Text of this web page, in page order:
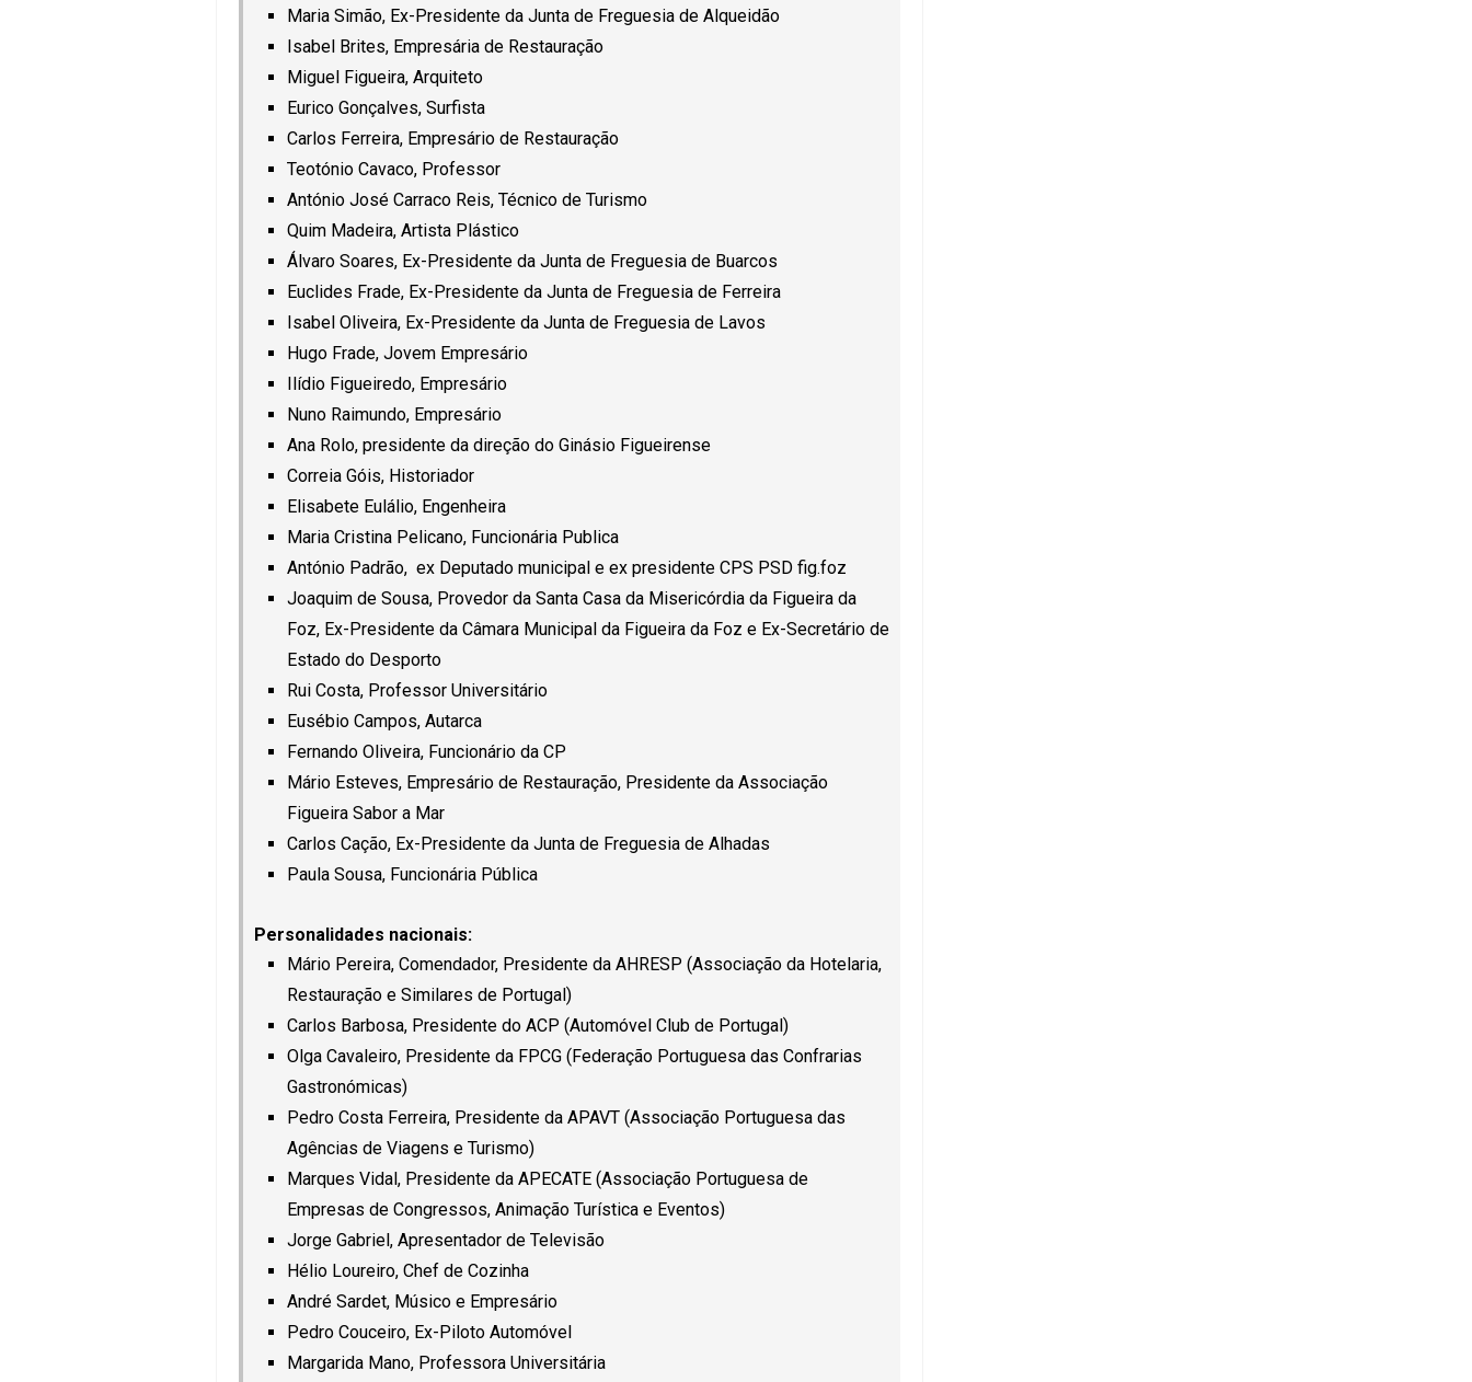
Maria Simão, Ex-Presidente da Junta de Freguesia de Alqueidão
Isabel Brites, Empresária de Restauração
Miguel Figueira, Arquiteto
Eurico Gonçalves, Surfista
Carlos Ferreira, Empresário de Restauração
Teotónio Cavaco, Professor
António José Carraco Reis, Técnico de Turismo
Quim Madeira, Artista Plástico
Álvaro Soares, Ex-Presidente da Junta de Freguesia de Buarcos
Euclides Frade, Ex-Presidente da Junta de Freguesia de Ferreira
Isabel Oliveira, Ex-Presidente da Junta de Freguesia de Lavos
Hugo Frade, Jovem Empresário
Ilídio Figueiredo, Empresário
Nuno Raimundo, Empresário
Ana Rolo, presidente da direção do Ginásio Figueirense
Correia Góis, Historiador
Elisabete Eulálio, Engenheira
Maria Cristina Pelicano, Funcionária Publica
António Padrão, ex Deputado municipal e ex presidente CPS PSD fig.foz
Joaquim de Sousa, Provedor da Santa Casa da Misericórdia da Figueira da
Foz, Ex-Presidente da Câmara Municipal da Figueira da Foz e Ex-Secretário de
Estado do Desporto
Rui Costa, Professor Universitário
Eusébio Campos, Autarca
Fernando Oliveira, Funcionário da CP
Mário Esteves, Empresário de Restauração, Presidente da Associação
Figueira Sabor a Mar
Carlos Cação, Ex-Presidente da Junta de Freguesia de Alhadas
Paula Sousa, Funcionária Pública
Personalidades nacionais:
Mário Pereira, Comendador, Presidente da AHRESP (Associação da Hotelaria,
Restauração e Similares de Portugal)
Carlos Barbosa, Presidente do ACP (Automóvel Club de Portugal)
Olga Cavaleiro, Presidente da FPCG (Federação Portuguesa das Confrarias
Gastronómicas)
Pedro Costa Ferreira, Presidente da APAVT (Associação Portuguesa das
Agências de Viagens e Turismo)
Marques Vidal, Presidente da APECATE (Associação Portuguesa de
Empresas de Congressos, Animação Turística e Eventos)
Jorge Gabriel, Apresentador de Televisão
Hélio Loureiro, Chef de Cozinha
André Sardet, Músico e Empresário
Pedro Couceiro, Ex-Piloto Automóvel
Margarida Mano, Professora Universitária